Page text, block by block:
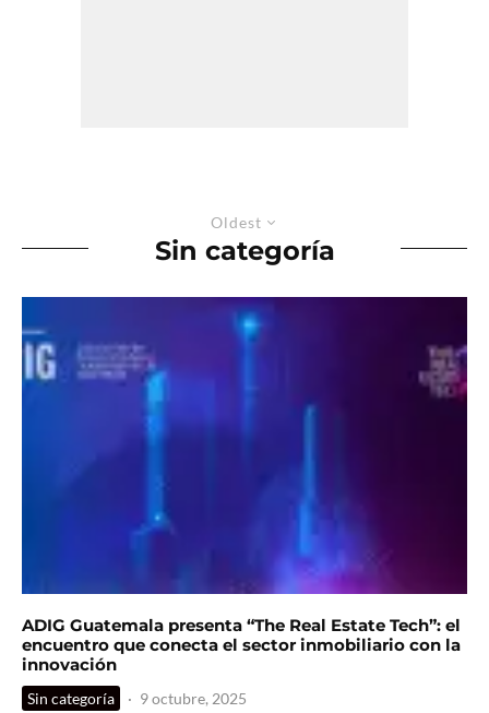
Oldest
Sin categoría
ADIG Guatemala presenta “The Real Estate Tech”: el
encuentro que conecta el sector inmobiliario con la
innovación
Sin categoría · 9 octubre, 2025